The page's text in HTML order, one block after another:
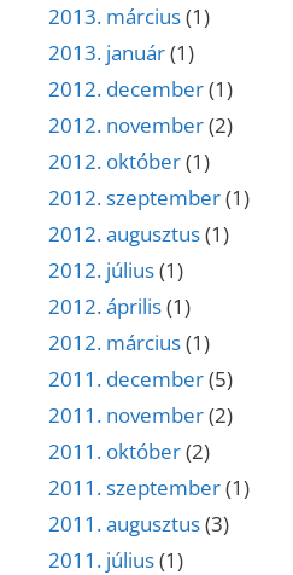
2013. március(1)
2013. január(1)
2012. december(1)
2012. november(2)
2012. október(1)
2012. szeptember(1)
2012. augusztus(1)
2012. július(1)
2012. április(1)
2012. március(1)
2011. december(5)
2011. november(2)
2011. október(2)
2011. szeptember(1)
2011. augusztus(3)
2011. július(1)